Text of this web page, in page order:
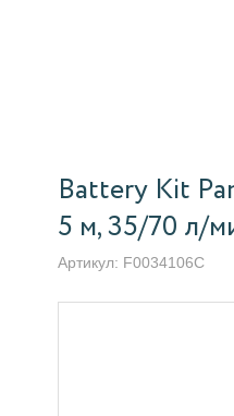
Battery Kit
5 м, 35/70 л/
Артикул: F0034106C